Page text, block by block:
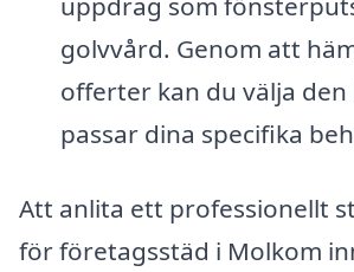
golvvård. Genom att
offerter kan du välja den
passar dina specifika
Att anlita ett professionellt
för företagsstäd i Molkom